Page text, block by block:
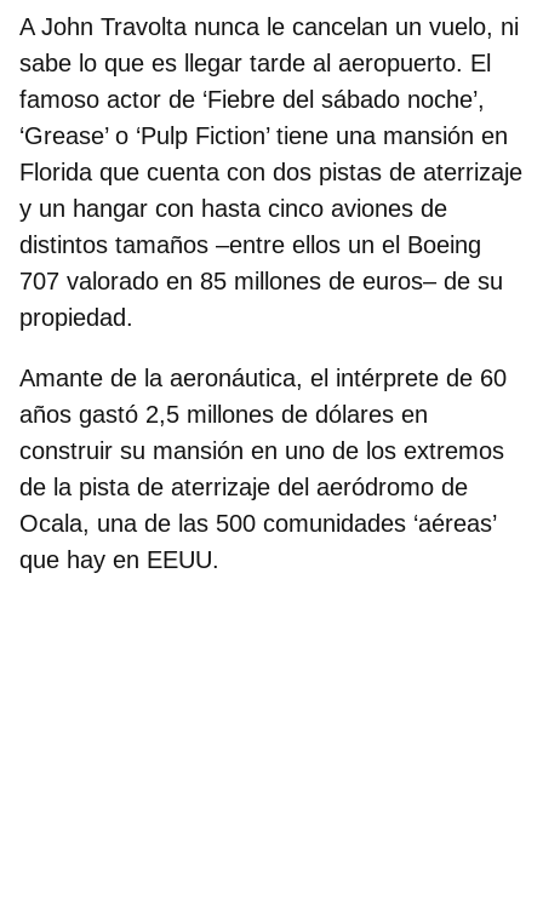
A John Travolta nunca le cancelan un vuelo, ni
sabe lo que es llegar tarde al aeropuerto. El
famoso actor de ‘Fiebre del sábado noche’,
‘Grease’ o ‘Pulp Fiction’ tiene una mansión en
Florida que cuenta con dos pistas de aterrizaje
y un hangar con hasta cinco aviones de
distintos tamaños –entre ellos un el Boeing
707 valorado en 85 millones de euros– de su
propiedad.
Amante de la aeronáutica, el intérprete de 60
años gastó 2,5 millones de dólares en
construir su mansión en uno de los extremos
de la pista de aterrizaje del aeródromo de
Ocala, una de las 500 comunidades ‘aéreas’
que hay en EEUU.